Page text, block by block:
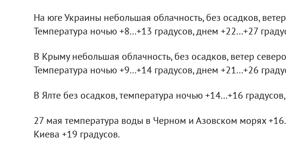
На юге Украины небольшая облачность, без осадков,
Температура ночью +8...+13 градусов, днем +22...+27
В Крыму небольшая облачность, без осадков, ветер
Температура ночью +9...+14 градусов, днем +21...+26
В Ялте без осадков, температура ночью +14...+16
27 мая температура воды в Черном и Азовском морях
Киева +19 градусов.